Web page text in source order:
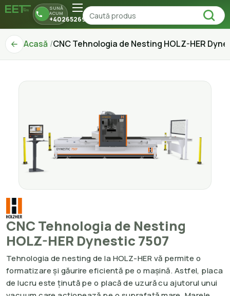
SUNĂ
ACUM
+40265269150
Acasă CNC Tehnologia de Nesting HOLZ-HER
CNC Tehnologia de Nesting
HOLZ-HER Dynestic 7507
Tehnologia de nesting de la HOLZ-HER vă permite o
formatizare și găurire eficientă pe o mașină. Astfel, placa
de lucru este ținută pe o placă de uzură cu ajutorul unui